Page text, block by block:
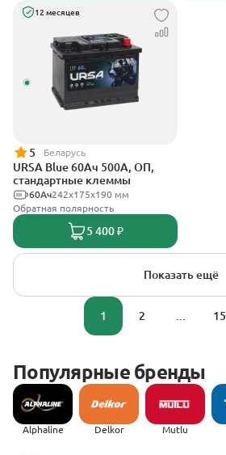
12 месяцев
5 Беларусь
URSA Blue 60Ач 500А, ОП,
стандартные клеммы
242х175х190 мм
60Ач
Обратная полярность
5 400 ₽
Показать ещё
1 2 15
Популярные бренды
Alphaline Delkor Mutlu